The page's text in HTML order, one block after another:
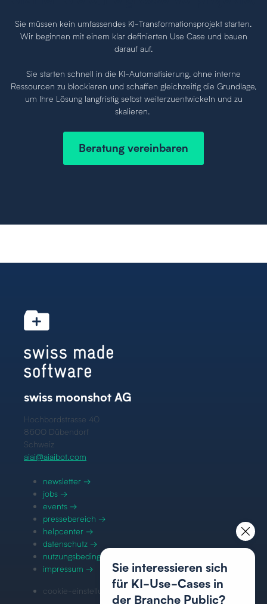
Sie interessieren sich
für KI-Use-Cases in
der Branche Public?
Sie müssen kein umfassendes KI-Transformationsprojekt starten.
Wir beginnen mit einem klar definierten Use Case und bauen
darauf auf.
Sie starten schnell in die KI-Automatisierung, ohne interne
Ressourcen zu blockieren und schaffen gleichzeitig die Grundlage,
um Ihre Lösung langfristig selbst weiterzuentwickeln und zu
skalieren.
Beratung vereinbaren
swiss moonshot AG
Hochbordstrasse 40
8600 Dübendorf
Schweiz
aiai@aiaibot.com
newsletter →
jobs →
events →
pressebereich →
helpcenter →
datenschutz →
nutzungsbedingungen →
impressum →
cookie-einstellungen →